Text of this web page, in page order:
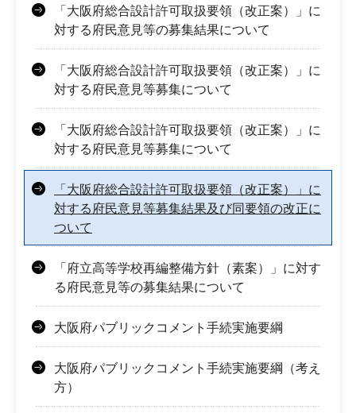
「大阪府総合設計許可取扱要領（改正案）」に
対する府民意見等の募集結果について
「大阪府総合設計許可取扱要領（改正案）」に
対する府民意見等募集について
「大阪府総合設計許可取扱要領（改正案）」に
対する府民意見等募集について
「大阪府総合設計許可取扱要領（改正案）」に
対する府民意見等募集結果及び同要領の改正に
ついて
「府立高等学校再編整備方針（素案）」に対す
る府民意見等の募集結果について
大阪府パブリックコメント手続実施要綱
大阪府パブリックコメント手続実施要綱（考え
方）